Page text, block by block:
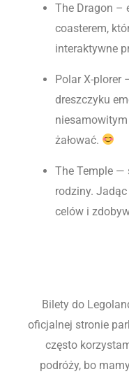
The Dragon –
coasterem,
interaktywne
Polar X-plorer
dreszczyku
żałować.
The Temple —
rodziny.
celów i
Bilety do
oficjalnej stronie
często
podróży, bo